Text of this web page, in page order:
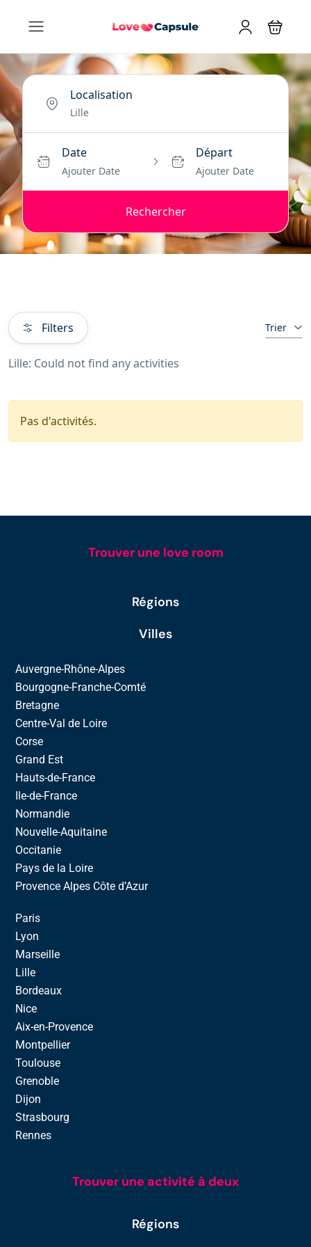
Localisation
Date
Ajouter Date
Départ
Ajouter Date
Rechercher
Filters Trier
Lille: Could not find any activities
Pas d'activités.
Trouver une love room
Régions
Villes
Auvergne-Rhône-Alpes
Bourgogne-Franche-Comté
Bretagne
Centre-Val de Loire
Corse
Grand Est
Hauts-de-France
Ile-de-France
Normandie
Nouvelle-Aquitaine
Occitanie
Pays de la Loire
Provence Alpes Côte d’Azur
Paris
Lyon
Marseille
Lille
Bordeaux
Nice
Aix-en-Provence
Montpellier
Toulouse
Grenoble
Dijon
Strasbourg
Rennes
Trouver une activité à deux
Régions